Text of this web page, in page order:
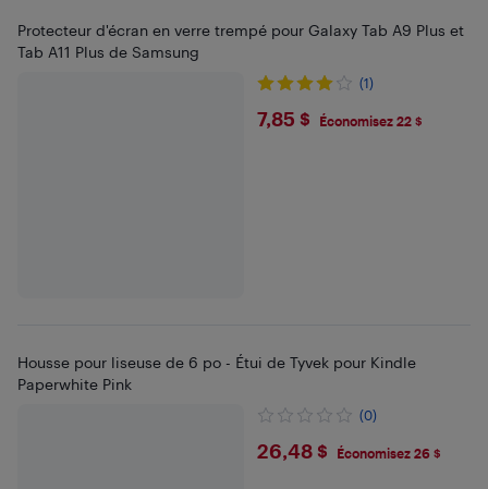
Protecteur d'écran en verre trempé pour Galaxy Tab A9 Plus et
Tab A11 Plus de Samsung
(1)
$7.85
7,85 $ Économisez 22 $
Housse pour liseuse de 6 po - Étui de Tyvek pour Kindle
Paperwhite Pink
(0)
$26.48
26,48 $ Économisez 26 $